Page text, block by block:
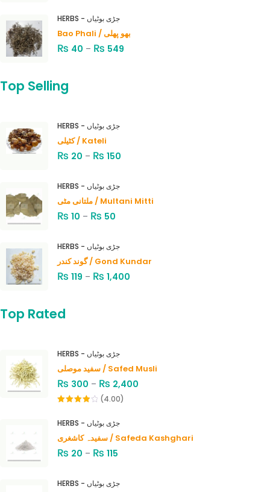
HERBS - جڑی بوٹیاں
Bao Phali / بھو پھلی
₨ 40 – ₨ 549
Top Selling
HERBS - جڑی بوٹیاں
کٹیلی / Kateli
₨ 20 – ₨ 150
HERBS - جڑی بوٹیاں
ملتانی مٹی / Multani Mitti
₨ 10 – ₨ 50
HERBS - جڑی بوٹیاں
گوند کندر / Gond Kundar
₨ 119 – ₨ 1,400
Top Rated
HERBS - جڑی بوٹیاں
سفید موصلی / Safed Musli
₨ 300 – ₨ 2,400
of 5
(4.00)
HERBS - جڑی بوٹیاں
سفیدہ کاشغری / Safeda Kashghari
₨ 20 – ₨ 115
HERBS - جڑی بوٹیاں